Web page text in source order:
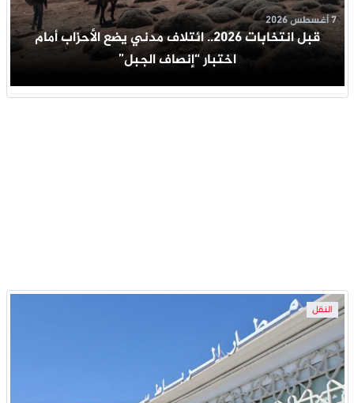
قبل انتخابات 2026.. ائتلاف مدني يضع الأحزاب أمام
اختبار “إنصاف الجبل”
7 أغسطس 2026
النقل